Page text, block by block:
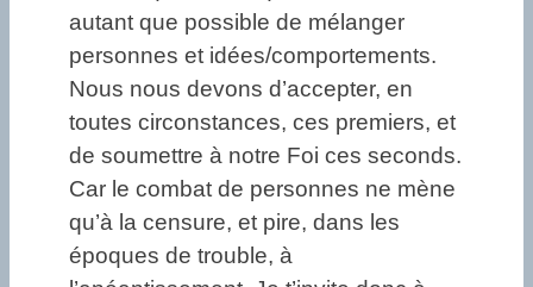
autant que possible de mélanger
personnes et idées/comportements.
Nous nous devons d’accepter, en
toutes circonstances, ces premiers, et
de soumettre à notre Foi ces seconds.
Car le combat de personnes ne mène
qu’à la censure, et pire, dans les
époques de trouble, à